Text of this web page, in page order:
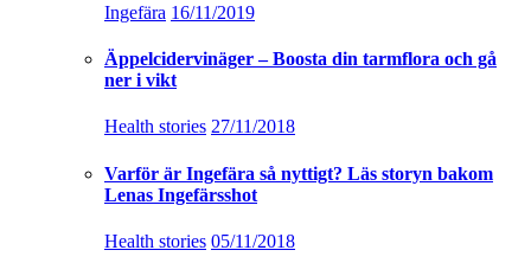
Ingefära 16/11/2019
Äppelcidervinäger – Boosta din tarmflora och gå
ner i vikt
Health stories 27/11/2018
Varför är Ingefära så nyttigt? Läs storyn bakom
Lenas Ingefärsshot
Health stories 05/11/2018